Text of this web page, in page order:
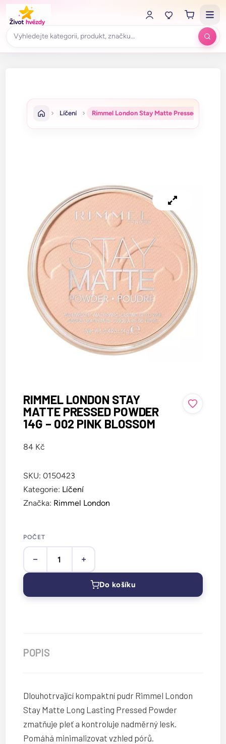
Líčení
RIMMEL LONDON STAY
MATTE PRESSED POWDER
14G – 002 PINK BLOSSOM
84 Kč
SKU:0150423
Kategorie: Líčení
Značka: Rimmel London
POČET
Do košíku
POPIS
Dlouhotrvající kompaktní pudr Rimmel London
Stay Matte Long Lasting Pressed Powder
zmatňuje pleť a kontroluje nadměrný lesk.
Pomáhá minimalizovat vzhled pórů.